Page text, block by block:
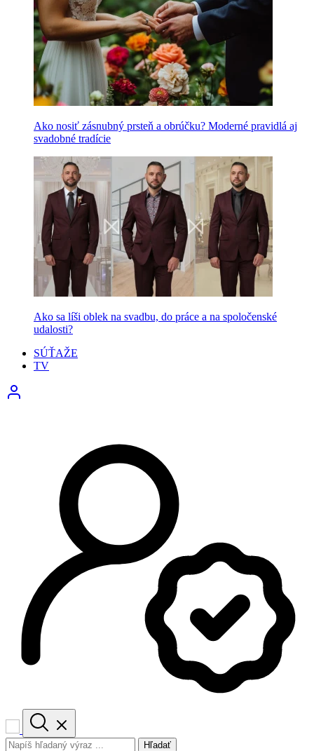
Ako nosiť zásnubný prsteň a obrúčku? Moderné pravidlá aj
svadobné tradície
Ako sa líši oblek na svadbu, do práce a na spoločenské
udalosti?
SÚŤAŽE
TV
Hľadať